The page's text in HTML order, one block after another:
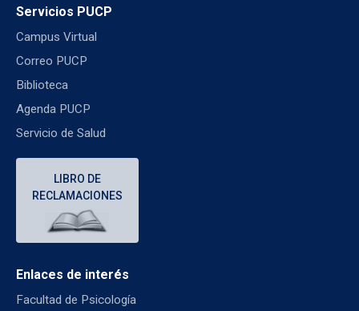
Servicios PUCP
Campus Virtual
Correo PUCP
Biblioteca
Agenda PUCP
Servicio de Salud
LIBRO DE
RECLAMACIONES
Enlaces de interés
Facultad de Psicología